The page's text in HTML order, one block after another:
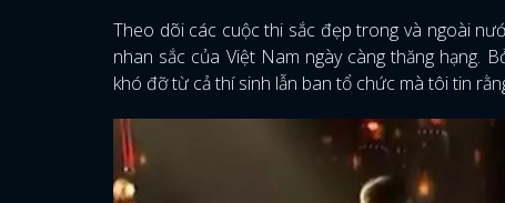
Theo dõi các cuộc thi sắc đẹp trong và ngoài
nhan sắc của Việt Nam ngày càng thăng hạng.
khó đỡ từ cả thí sinh lẫn ban tổ chức mà tôi tin